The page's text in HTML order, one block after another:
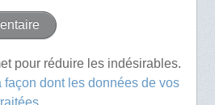
pour réduire les indésirables.
façon dont les données de vos